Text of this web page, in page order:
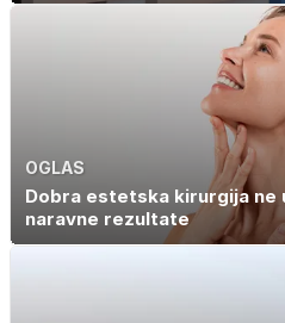
OGLAS
Dobra estetska kirurgija
naravne rezultate